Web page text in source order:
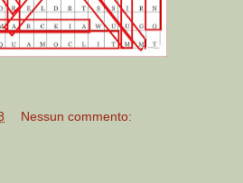
Nessun commento: